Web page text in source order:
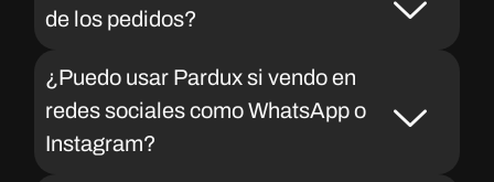
de los pedidos?
¿Puedo usar Pardux si vendo en
redes sociales como WhatsApp o
Instagram?